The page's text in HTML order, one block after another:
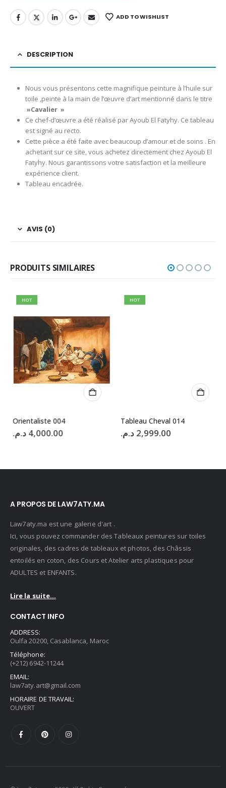
ADD TO WISHLIST
DESCRIPTION
Nous vous présentons cette magnifique peinture à l’huile sur
toile ,peinte à la main de l’œuvre d’art mentionné dans le titre
»Cavalier »
Ce chef-d’œuvre a été réalisé par Ayoub El Fatyhy. Ce tableau
est signé au recto.
Cette pièce a été faite avec beaucoup d’amour et de soins . En
achetant sur ce site, vous achetez directement chez Ayoub El
Fatyhy. Nous garantissons votre satisfaction et la meilleure
expérience client.
Tableau encadrée.
AVIS (0)
PRODUITS SIMILAIRES
HOT
Orientaliste 004
4,000.00د.م.
HOT
Tableau Cheval 014
2,999.00د.م.
A PROPOS DE LAW7ATY.MA
Law7aty.ma est une galerie d'art .
Ici, vous pouvez commander des Tableaux peintures sur toiles
originales, des cadres de tableaux et photos, des Châssis
entoilés en coton, des Cours et Atelier arts plastiques pour
ADULTES et ENFANTS.
Lire la suite...
CONTACT INFO
ADDRESS:
Oulfa 20200, Casablanca, Maroc
Téléphone:
(+212) 6942-11244
EMAIL:
law7aty.art@gmail.com
HORAIRE DE TRAVAIL:
OUVERT